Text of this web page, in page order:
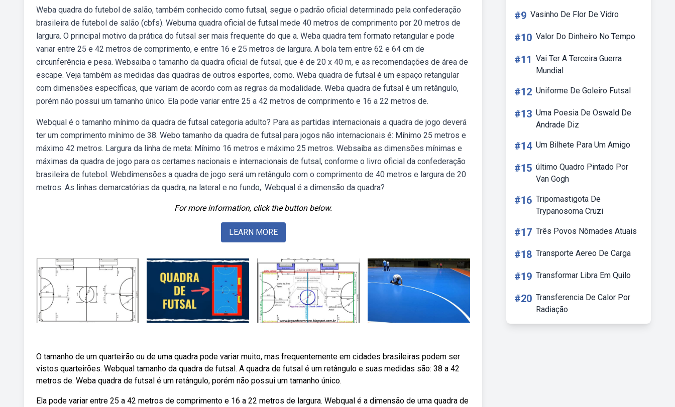
Weba quadra do futebol de salão, também conhecido como futsal, segue o padrão oficial determinado pela confederação
brasileira de futebol de salão (cbfs). Webuma quadra oficial de futsal mede 40 metros de comprimento por 20 metros de
largura. O principal motivo da prática do futsal ser mais frequente do que a. Weba quadra tem formato retangular e pode
variar entre 25 e 42 metros de comprimento, e entre 16 e 25 metros de largura. A bola tem entre 62 e 64 cm de
circunferência e pesa. Websaiba o tamanho da quadra oficial de futsal, que é de 20 x 40 m, e as recomendações de área de
escape. Veja também as medidas das quadras de outros esportes, como. Weba quadra de futsal é um espaço retangular
com dimensões específicas, que variam de acordo com as regras da modalidade. Weba quadra de futsal é um retângulo,
porém não possui um tamanho único. Ela pode variar entre 25 a 42 metros de comprimento e 16 a 22 metros de.
Webqual é o tamanho mínimo da quadra de futsal categoria adulto? Para as partidas internacionais a quadra de jogo deverá
ter um comprimento mínimo de 38. Webo tamanho da quadra de futsal para jogos não internacionais é: Mínimo 25 metros e
máximo 42 metros. Largura da linha de meta: Mínimo 16 metros e máximo 25 metros. Websaiba as dimensões mínimas e
máximas da quadra de jogo para os certames nacionais e internacionais de futsal, conforme o livro oficial da confederação
brasileira de futebol. Webdimensões a quadra de jogo será um retângulo com o comprimento de 40 metros e largura de 20
metros. As linhas demarcatórias da quadra, na lateral e no fundo,. Webqual é a dimensão da quadra?
For more information, click the button below.
LEARN MORE
O tamanho de um quarteirão ou de uma quadra pode variar muito, mas frequentemente em cidades brasileiras podem ser
vistos quarteirões. Webqual tamanho da quadra de futsal. A quadra de futsal é um retângulo e suas medidas são: 38 a 42
metros de. Weba quadra de futsal é um retângulo, porém não possui um tamanho único.
Ela pode variar entre 25 a 42 metros de comprimento e 16 a 22 metros de largura. Webqual é a dimensão de uma quadra de
#9 Vasinho De Flor De Vidro
#10 Valor Do Dinheiro No Tempo
#11 Vai Ter A Terceira Guerra
Mundial
#12 Uniforme De Goleiro Futsal
#13 Uma Poesia De Oswald De
Andrade Diz
#14 Um Bilhete Para Um Amigo
#15 último Quadro Pintado Por
Van Gogh
#16 Tripomastigota De
Trypanosoma Cruzi
#17 Três Povos Nômades Atuais
#18 Transporte Aereo De Carga
#19 Transformar Libra Em Quilo
#20 Transferencia De Calor Por
Radiação